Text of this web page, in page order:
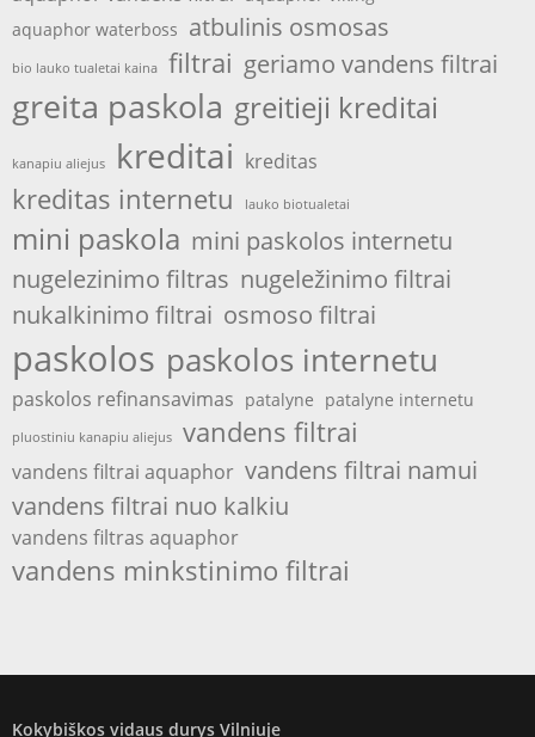
aquaphor waterboss atbulinis osmosas
bio lauko tualetai kaina filtrai geriamo vandens filtrai
greita paskola greitieji kreditai
kanapiu aliejus kreditai kreditas
kreditas internetu lauko biotualetai
mini paskola mini paskolos internetu
nugelezinimo filtras nugeležinimo filtrai
nukalkinimo filtrai osmoso filtrai
paskolos paskolos internetu
paskolos refinansavimas patalyne patalyne internetu
pluostiniu kanapiu aliejus vandens filtrai
vandens filtrai aquaphor vandens filtrai namui
vandens filtrai nuo kalkiu
vandens filtras aquaphor
vandens minkstinimo filtrai
Kokybiškos vidaus durys Vilniuje